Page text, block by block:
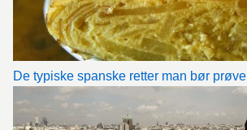
De typiske spanske retter man bør prøve